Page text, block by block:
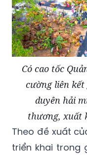
Có cao tốc
cường liên
duyên hải
thương, xuất
Theo đề xuất
triển khai trong